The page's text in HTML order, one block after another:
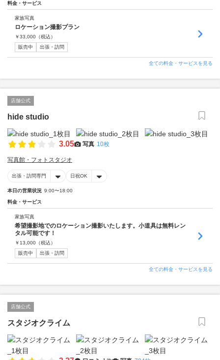
料金・サービス
家族写真
ロケーション撮影プラン
￥33,000 （税込）
販売中
出張・訪問
全ての料金・サービスを見る
店舗公式
hide studio
3.05 写真 10枚
写真館・フォトスタジオ
出張・訪問専門 日祝OK
本日の営業状況 9:00〜18:00
料金・サービス
家族写真
希望撮影地でのロケーション撮影いたします。小道具は無料レン
タル可能です！
￥ 13,000 （税込）
販売中
出張・訪問
全ての料金・サービスを見る
店舗公式
スタジオクライム